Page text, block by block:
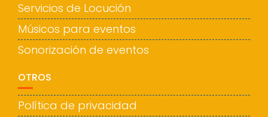
Servicios de Locución
Músicos para eventos
Sonorización de eventos
OTROS
Política de privacidad